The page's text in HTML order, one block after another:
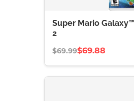
Super Mario
2
$69.99$69.88